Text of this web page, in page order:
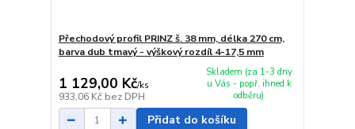
Přechodový profil PRINZ š. 38 mm, délka 270 cm,
barva dub tmavý - výškový rozdíl 4-17,5 mm
1 129,00 Kč/ks
933,06 Kč bez DPH
Skladem (za 1-3 dny
u Vás - popř. ihned k
odběru)
Přidat do košíku